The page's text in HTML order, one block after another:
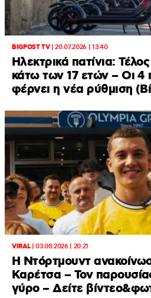
BIGPOST TV|20.07.2026 | 13:40
Ηλεκτρικά πατίνια:
κάτω των 17 ετών – Οι 4
φέρνει η νέα ρύθμιση
VIRAL|03.08.2026 | 20:21
Η Ντόρτμουντ
Καρέτσα – Τον
γύρο – Δείτε